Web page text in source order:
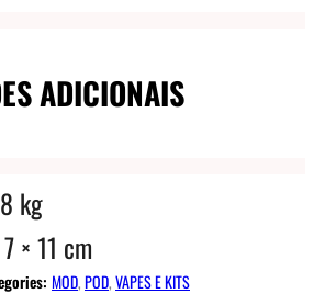
ADICIONAIS
kg
× 11 cm
MOD,POD,VAPES E KITS